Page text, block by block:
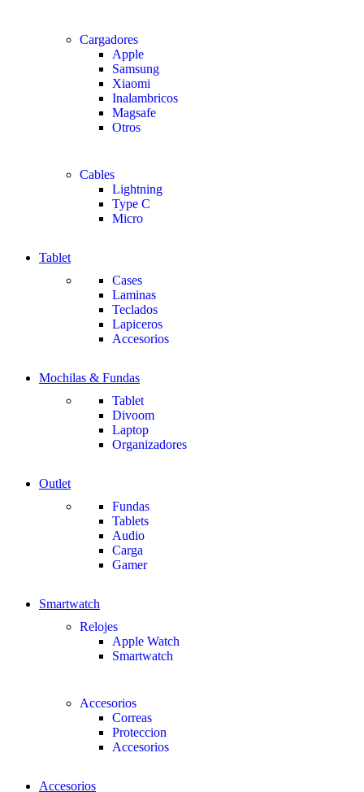
Cargadores
Apple
Samsung
Xiaomi
Inalambricos
Magsafe
Otros
Cables
Lightning
Type C
Micro
Tablet
Cases
Laminas
Teclados
Lapiceros
Accesorios
Mochilas & Fundas
Tablet
Divoom
Laptop
Organizadores
Outlet
Fundas
Tablets
Audio
Carga
Gamer
Smartwatch
Relojes
Apple Watch
Smartwatch
Accesorios
Correas
Proteccion
Accesorios
Accesorios